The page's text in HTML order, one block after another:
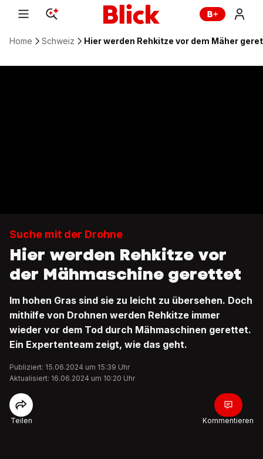
Home Schweiz Hier werden Rehkitze vor dem Mäher
Suche mit der Drohne
Hier werden Rehkitze vor
der Mähmaschine gerettet
Im hohen Gras sind sie zu leicht zu übersehen. Doch
mithilfe von Drohnen werden Rehkitze immer
wieder vor dem Tod durch Mähmaschinen gerettet.
Ein Expertenteam zeigt, wie das geht.
Publiziert: 15.06.2024 um 15:39 Uhr
Aktualisiert: 16.06.2024 um 10:20 Uhr
Teilen Kommentieren